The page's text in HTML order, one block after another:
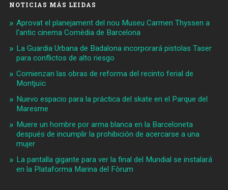
NOTICIAS MÁS LEIDAS
Aprovat el planejament del nou Museu Carmen Thyssen a
l'antic cinema Comèdia de Barcelona
La Guardia Urbana de Badalona incorporará pistolas Taser
para conflictos de alto riesgo
Comienzan las obras de reforma del recinto ferial de
Montjuïc
Nuevo espacio para la práctica del skate en el Parque del
Maresme
Muere un hombre por arma blanca en la Barceloneta
después de incumplir la prohibición de acercarse a una
mujer
La pantalla gigante para ver la final del Mundial se instalará
en la Plataforma Marina del Fòrum